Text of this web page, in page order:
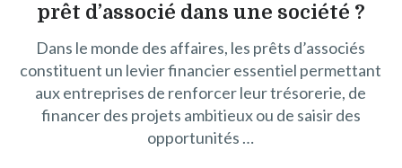
prêt d’associé dans une société ?
Dans le monde des affaires, les prêts d’associés
constituent un levier financier essentiel permettant
aux entreprises de renforcer leur trésorerie, de
financer des projets ambitieux ou de saisir des
opportunités …